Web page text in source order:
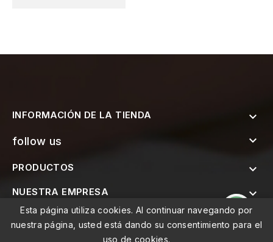
INFORMACIÓN DE LA TIENDA 
follow us 
Esta página utiliza cookies. Al continuar navegando por
nuestra página, usted está dando su consentimiento para el
uso de cookies.
PRODUCTOS 
NUESTRA EMPRESA 
SUSCRÍBETE AL BOLETÍN 